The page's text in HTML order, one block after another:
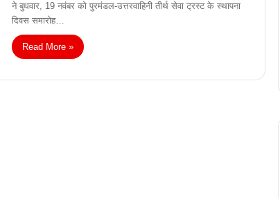
ने बुधवार, 19 नवंबर को पुरमंडल-उत्तरवाहिनी तीर्थ सेवा ट्रस्ट के स्थापना
दिवस समारोह…
Read More »